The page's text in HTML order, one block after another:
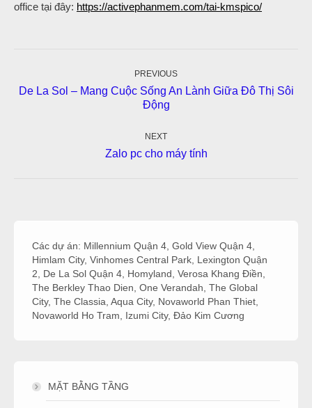
office tại đây: https://activephanmem.com/tai-kmspico/
PREVIOUS
Previous
post:
De La Sol – Mang Cuộc Sống An Lành Giữa Đô Thị Sôi
Động
NEXT
Next
Zalo pc cho máy tính
Các dự án: Millennium Quận 4, Gold View Quận 4,
Himlam City, Vinhomes Central Park, Lexington Quận
2, De La Sol Quận 4, Homyland, Verosa Khang Điền,
The Berkley Thao Dien, One Verandah, The Global
City, The Classia, Aqua City, Novaworld Phan Thiet,
Novaworld Ho Tram, Izumi City, Đảo Kim Cương
MẶT BẰNG TẦNG